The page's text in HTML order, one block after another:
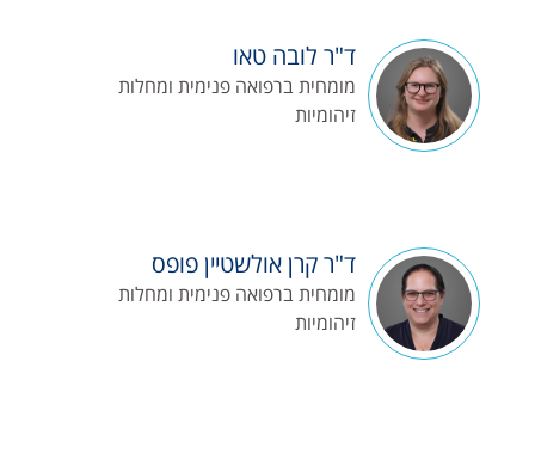
ד"ר לובה טאו
מומחית ברפואה פנימית ומחלות
זיהומיות
ד"ר קרן אולשטיין פופס
מומחית ברפואה פנימית ומחלות
זיהומיות